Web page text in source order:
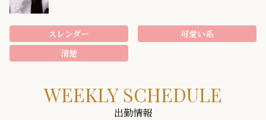
スレンダー
可愛い系
清楚
WEEKLY SCHEDULE
出勤情報